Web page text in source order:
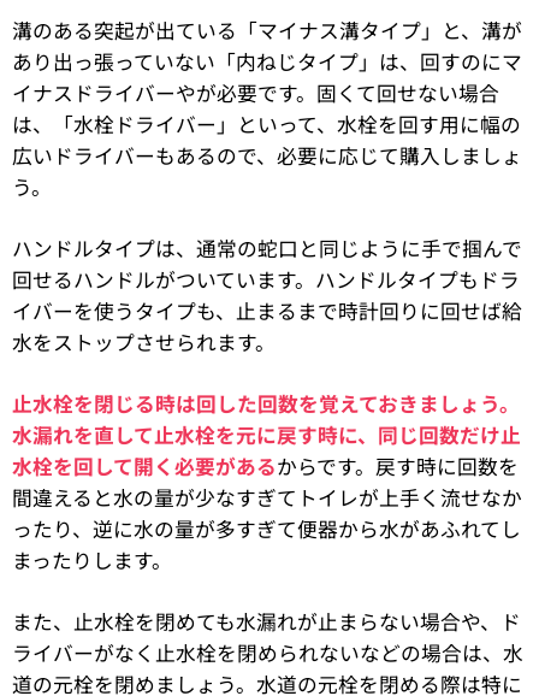
溝のある突起が出ている「マイナス溝タイプ」と、溝が
あり出っ張っていない「内ねじタイプ」は、回すのにマ
イナスドライバーやが必要です。固くて回せない場合
は、「水栓ドライバー」といって、水栓を回す用に幅の
広いドライバーもあるので、必要に応じて購入しましょ
う。
ハンドルタイプは、通常の蛇口と同じように手で掴んで
回せるハンドルがついています。ハンドルタイプもドラ
イバーを使うタイプも、止まるまで時計回りに回せば給
水をストップさせられます。
止水栓を閉じる時は回した回数を覚えておきましょう。
水漏れを直して止水栓を元に戻す時に、同じ回数だけ止
水栓を回して開く必要があるからです。戻す時に回数を
間違えると水の量が少なすぎてトイレが上手く流せなか
ったり、逆に水の量が多すぎて便器から水があふれてし
まったりします。
また、止水栓を閉めても水漏れが止まらない場合や、ド
ライバーがなく止水栓を閉められないなどの場合は、水
道の元栓を閉めましょう。水道の元栓を閉める際は特に